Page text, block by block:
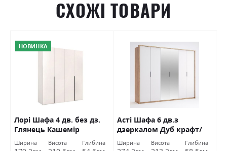
СХОЖІ ТОВАРИ
НОВИНКА
Лорі Шафа 4 дв. без дз.
Глянець Кашемір
Міромарк
Ширина Висота Глибина
Асті Шафа 6 дв.з
дзеркалом Дуб крафт/
білий глянець Міромарк
Ширина Висота Глибина